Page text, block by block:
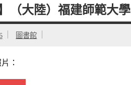
】（大陸）福建師範大學
圖書館
：